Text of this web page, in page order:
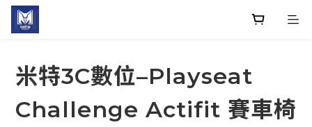
米特3C數位–Playseat
Challenge Actifit 賽車椅